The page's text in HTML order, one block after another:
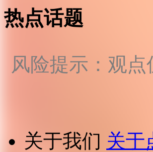
热点话题
风险提示：观
关于我们 关于